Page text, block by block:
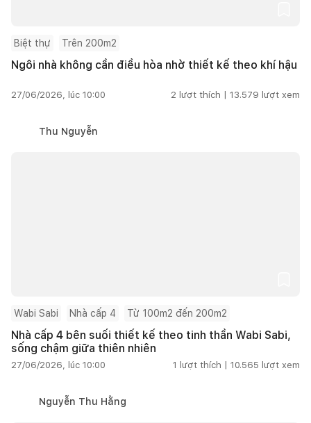
Biệt thự Trên 200m2
Ngôi nhà không cần điều hòa nhờ thiết kế theo khí hậu
27/06/2026, lúc 10:00 2 lượt thích | 13.579 lượt xem
Thu Nguyễn
Wabi Sabi Nhà cấp 4 Từ 100m2 đến 200m2
Nhà cấp 4 bên suối thiết kế theo tinh thần Wabi Sabi,
sống chậm giữa thiên nhiên
27/06/2026, lúc 10:00 1 lượt thích | 10.565 lượt xem
Nguyễn Thu Hằng